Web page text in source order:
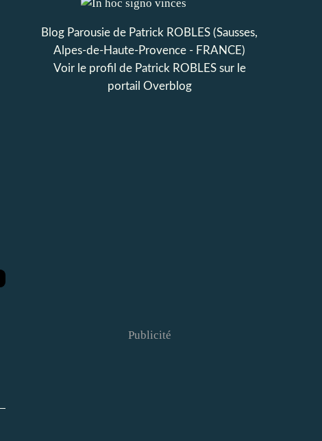
Blog Parousie de Patrick ROBLES (Sausses,
Alpes-de-Haute-Provence - FRANCE)
Voir le profil de Patrick ROBLESsur le
portail Overblog
Publicité